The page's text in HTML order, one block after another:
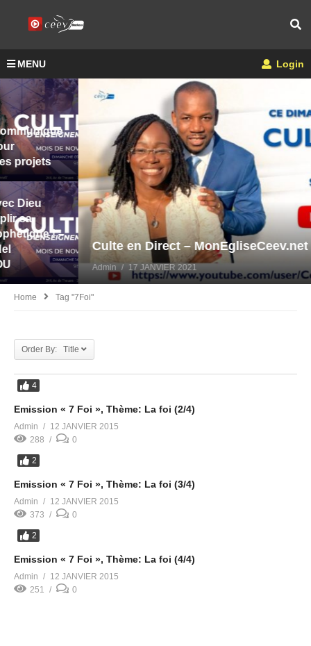
MENU Login
Culte en Direct – MonEgliseCeev.net
Admin 17 JANVIER 2021
Home Tag "7Foi"
Order By: Title
4
Emission « 7 Foi », Thème: La foi (2/4)
Admin
12 JANVIER 2015
288
0
2
Emission « 7 Foi », Thème: La foi (3/4)
Admin
12 JANVIER 2015
373
0
2
Emission « 7 Foi », Thème: La foi (4/4)
Admin
12 JANVIER 2015
251
0